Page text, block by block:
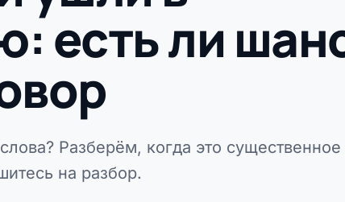
есть ли
Разберём, когда это существенное
на разбор.